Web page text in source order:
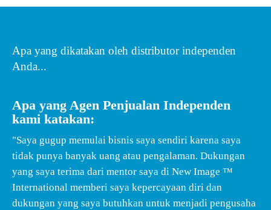
Apa yang dikatakan oleh distributor independen
Anda...
Apa yang Agen Penjualan Independen
kami katakan:
"Saya gugup memulai bisnis saya sendiri karena saya
tidak punya banyak uang atau pengalaman. Dukungan
yang saya terima dari mentor saya di New Image ™
International memberi saya kepercayaan diri dan
dukungan yang saya butuhkan untuk menjadi pengusaha